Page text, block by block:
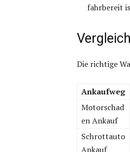
fahrbereit
Die richtige
Ankaufweg
Motorschad
en Ankauf
Schrottauto
Ankauf